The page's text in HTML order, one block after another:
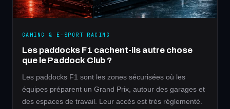
GAMING & E-SPORT RACING
Les paddocks F1 cachent-ils autre chose
que le Paddock Club ?
Les paddocks F1 sont les zones sécurisées où les
équipes préparent un Grand Prix, autour des garages et
des espaces de travail. Leur accès est très réglementé.